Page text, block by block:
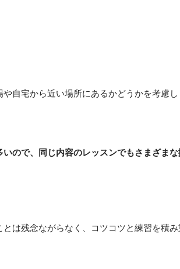
自宅から近い場所にあるかどうかを考慮し
ので、同じ内容のレッスンでもさまざま
は残念ながらなく、コツコツと練習を積